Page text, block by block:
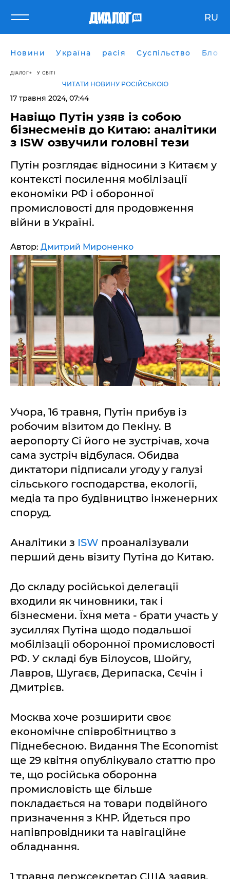
RU
Новини Україна расія Суспільство Блоги
ДІАЛОГ У СВІТІ
ЧИТАТИ НОВИНУ РОСІЙСЬКОЮ
17 травня 2024, 07:44
Навіщо Путін узяв із собою
бізнесменів до Китаю: аналітики
з ISW озвучили головні тези
Путін розглядає відносини з Китаєм у
контексті посилення мобілізації
економіки РФ і оборонної
промисловості для продовження
війни в Україні.
Автор: Дмитрий Мироненко
Учора, 16 травня, Путін прибув із
робочим візитом до Пекіну. В
аеропорту Сі його не зустрічав, хоча
сама зустріч відбулася. Обидва
диктатори підписали угоду у галузі
сільського господарства, екології,
медіа та про будівництво інженерних
споруд.
Аналітики з ISW проаналізували
перший день візиту Путіна до Китаю.
До складу російської делегації
входили як чиновники, так і
бізнесмени. Їхня мета - брати участь у
зусиллях Путіна щодо подальшої
мобілізації оборонної промисловості
РФ. У складі був Білоусов, Шойгу,
Лавров, Шугаєв, Дерипаска, Сєчін і
Дмитрієв.
Москва хоче розширити своє
економічне співробітництво з
Піднебесною. Видання The Economist
ще 29 квітня опублікувало статтю про
те, що російська оборонна
промисловість ще більше
покладається на товари подвійного
призначення з КНР. Йдеться про
напівпровідники та навігаційне
обладнання.
1 травня держсекретар США заявив,